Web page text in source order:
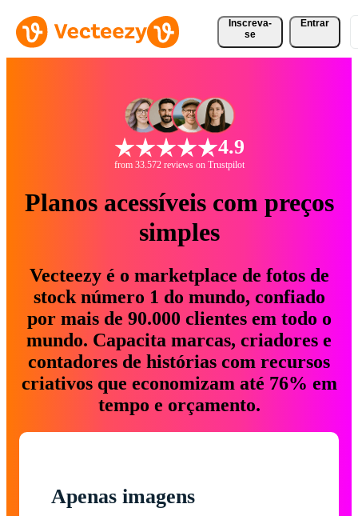
Inscreva-
se
Entrar
4.9
from 33.572 reviews on Trustpilot
Planos acessíveis com preços
simples
Vecteezy é o marketplace de fotos de
stock número 1 do mundo, confiado
por mais de 90.000 clientes em todo o
mundo. Capacita marcas, criadores e
contadores de histórias com recursos
criativos que economizam até 76% em
tempo e orçamento.
Apenas imagens